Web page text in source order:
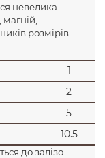
невелика
розмірів
1
2
5
10.5
до залізо-